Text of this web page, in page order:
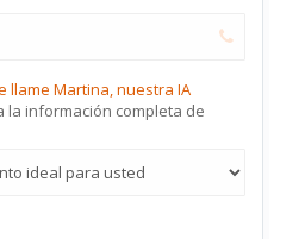
llame Martina, nuestra IA
la información completa de